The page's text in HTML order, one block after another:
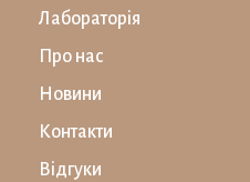
Лабораторiя
Про нас
Новини
Контакти
Відгуки